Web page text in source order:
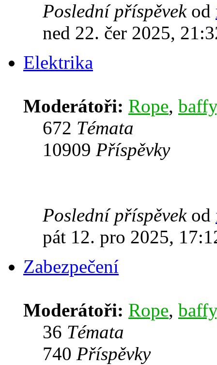
Poslední příspěvekod
ned 22. čer 2025,
Elektrika
Moderátoři: Rope, baffy
672 Témata
10909 Příspěvky
Poslední příspěvekod
pát 12. pro 2025,
Zabezpečení
Moderátoři: Rope, baffy
36 Témata
740 Příspěvky